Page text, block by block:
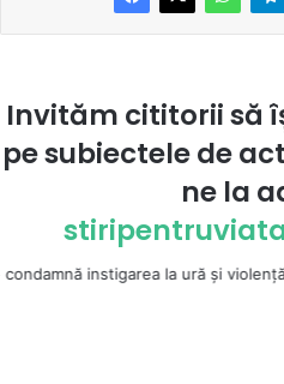
Invităm cititorii să
pe subiectele de
ne la
instigarea la ură şi violenţă. Dar,